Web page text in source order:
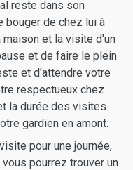
reste dans son
bouger de chez lui à
maison et la visite d'un
et de faire le plein
et d'attendre votre
respectueux chez
la durée des visites.
gardien en amont.
pour une journée,
pourrez trouver un